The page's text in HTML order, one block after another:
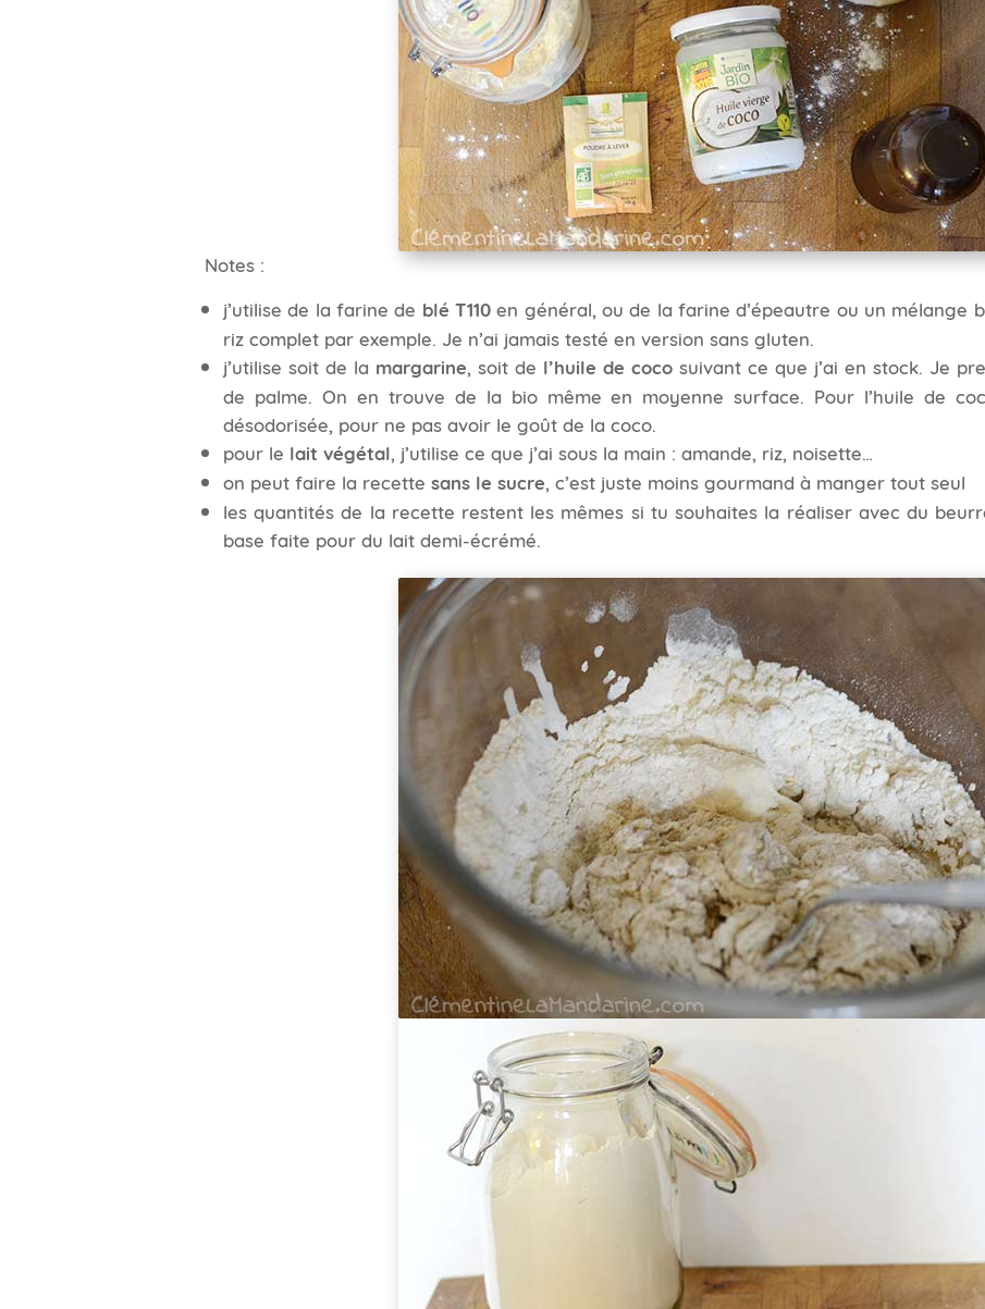
Notes :
j’utilise de la farine de blé T110 en général, ou de la farine d’épeautre ou un mélange
riz complet par exemple. Je n’ai jamais testé en version sans gluten.
j’utilise soit de la margarine, soit de l’huile de cocosuivant ce que j’ai en stock. Je
de palme. On en trouve de la bio même en moyenne surface. Pour l’huile de
désodorisée, pour ne pas avoir le goût de la coco.
pour le lait végétal, j’utilise ce que j’ai sous la main : amande, riz, noisette…
on peut faire la recette sans le sucre, c’est juste moins gourmand à manger tout seul
les quantités de la recette restent les mêmes si tu souhaites la réaliser avec du
base faite pour du lait demi-écrémé.